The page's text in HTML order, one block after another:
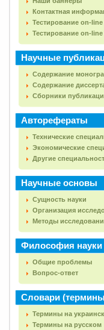
Контактная
Тестирование on-line
Тестирование on-line
Научные
Содержание
Содержание
Сборники
Авторефераты
Технические
Экономические
Другие
Научные основы
Сущность науки
Организация
Методы
Философия науки
Общие проблемы
Вопрос-ответ
Словари
Термины на
Термины на русском